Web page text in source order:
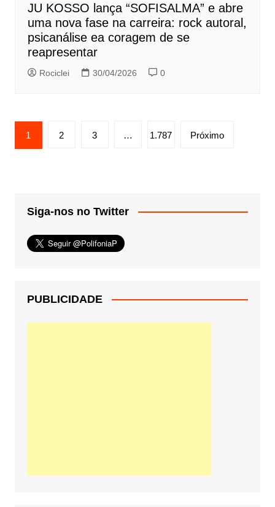
JU KOSSO lança “SOFISALMA” e abre
uma nova fase na carreira: rock autoral,
psicanálise ea coragem de se
reapresentar
Rociclei 30/04/2026 0
Paginação
de
1 2 3 … 1.787 Próximo
Siga-nos no Twitter
PUBLICIDADE